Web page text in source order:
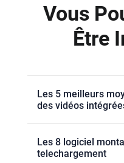
Vous
Être
Les 5 meilleurs
des vidéos
Les 8 logiciel
telechargement